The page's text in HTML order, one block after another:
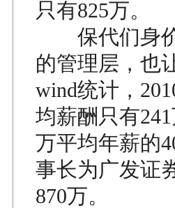
只有825万。
保代们身价
的管理层，也
wind统计，
均薪酬只有
万平均年薪的
事长为广发证
870万。